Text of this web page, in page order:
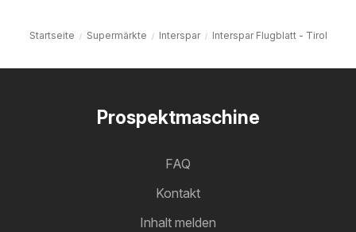
Startseite Supermärkte Interspar Interspar Flugblatt - Tirol
Prospektmaschine
FAQ
Kontakt
Inhalt melden